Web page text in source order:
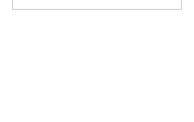
錄] 弦樂8重奏＋弦樂4重奏